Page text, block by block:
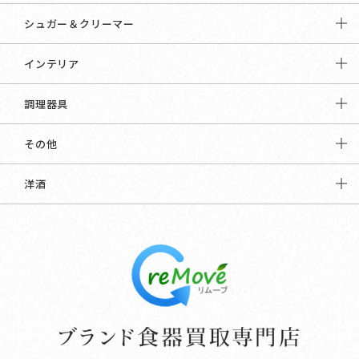
シュガー＆クリーマー
インテリア
調理器具
その他
洋酒